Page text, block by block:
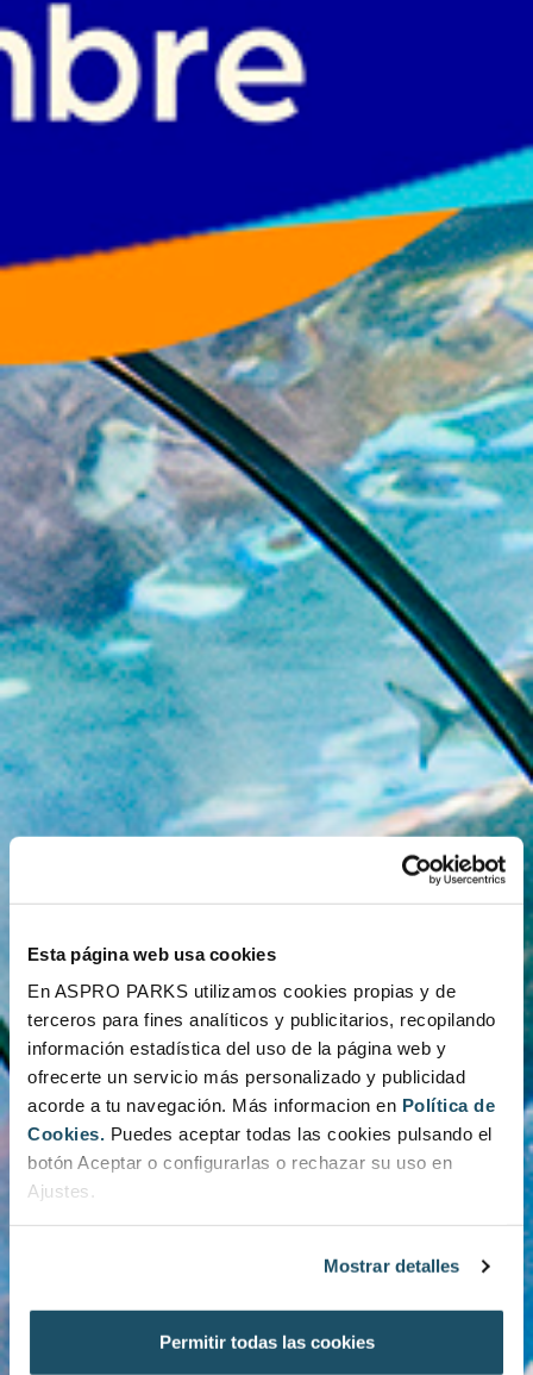
Esta página web usa cookies
En ASPRO PARKS utilizamos cookies propias y de
terceros para fines analíticos y publicitarios, recopilando
información estadística del uso de la página web y
ofrecerte un servicio más personalizado y publicidad
acorde a tu navegación. Más informacion en Política de
Cookies. Puedes aceptar todas las cookies pulsando el
botón Aceptar o configurarlas o rechazar su uso en
Ajustes.
Mostrar detalles
Permitir todas las cookies